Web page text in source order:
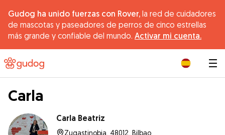
Gudog ha unido fuerzas con Rover, la red de cuidadores
de mascotas y paseadores de perros de cinco estrellas
más grande y confiable del mundo. Activar mi cuenta.
Carla
Carla Beatriz
Zugastinobia, 48012, Bilbao